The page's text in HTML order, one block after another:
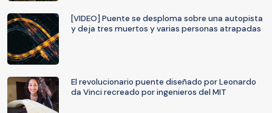
[VIDEO] Puente se desploma sobre una autopista
y deja tres muertos y varias personas atrapadas
El revolucionario puente diseñado por Leonardo
da Vinci recreado por ingenieros del MIT